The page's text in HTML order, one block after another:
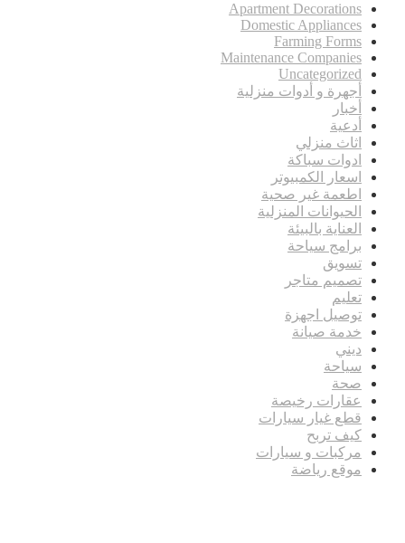
Apartment Decorations
Domestic Appliances
Farming Forms
Maintenance Companies
Uncategorized
أجهرة و أدوات منزلية
أخبار
أدعية
اثاث منزلي
ادوات سباكة
اسعار الكمبيوتر
اطعمة غير صحية
الحيوانات المنزلية
العناية بالبيئة
برامج سياحة
تسويق
تصميم متاجر
تعليم
توصيل اجهزة
خدمة صيانة
ديني
سياحة
صحة
عقارات رخيصة
قطع غيار سيارات
كيف تربح
مركبات و سيارات
موقع رياضة